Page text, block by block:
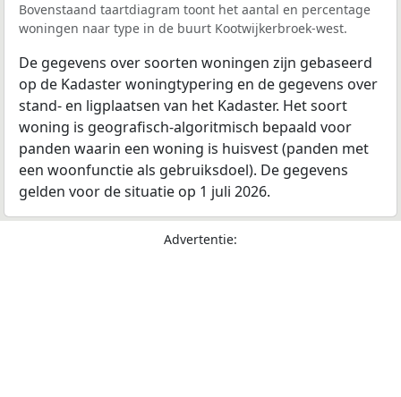
Bovenstaand taartdiagram toont het aantal en percentage
woningen naar type in de buurt Kootwijkerbroek-west.
De gegevens over soorten woningen zijn gebaseerd
op de Kadaster woningtypering en de gegevens over
stand- en ligplaatsen van het Kadaster. Het soort
woning is geografisch-algoritmisch bepaald voor
panden waarin een woning is huisvest (panden met
een woonfunctie als gebruiksdoel). De gegevens
gelden voor de situatie op 1 juli 2026.
Advertentie: